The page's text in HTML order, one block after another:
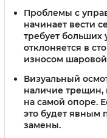
Проблемы с
начинает вести
требует больших
отклоняется в
износом
Визуальный
наличие трещин,
на самой опоре.
это будет явным
замены.